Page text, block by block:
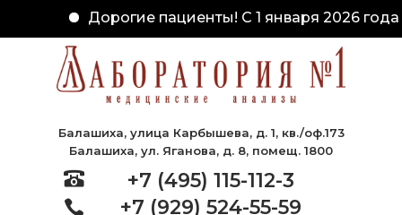
Дорогие пациенты! С 1 января 2026
Балашиха, улица Карбышева, д. 1, кв./оф.173
Балашиха, ул. Яганова, д. 8, помещ. 1800
+7 (495) 115-112-3
+7 (929) 524-55-59